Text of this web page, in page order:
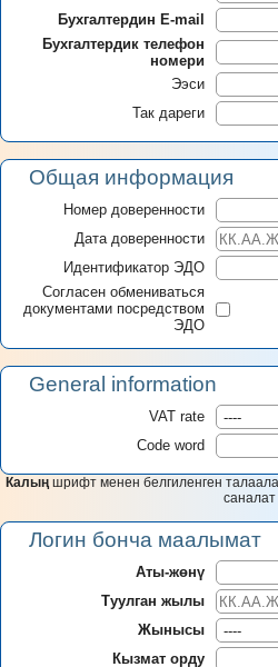
Бухгалтердин E-mail
Бухгалтердик телефон
номери
Ээси
Так дареги
Общая информация
Номер доверенности
Дата доверенности
Идентификатор ЭДО
Согласен обмениваться
документами посредством
ЭДО
General information
VAT rate
Code word
Калың шрифт менен белгиленген
саналат
Логин бонча маалымат
Аты-жөнү
Туулган жылы
Жынысы
Кызмат орду